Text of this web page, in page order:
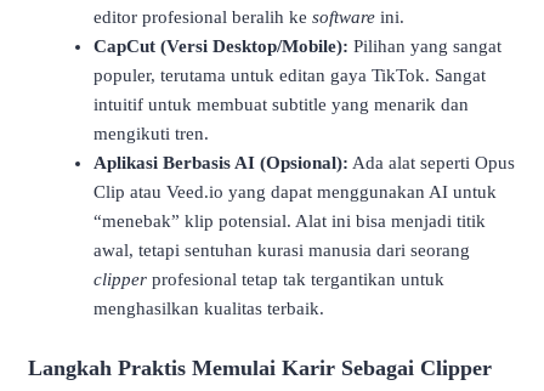
editor profesional beralih kesoftware ini.
CapCut (Versi Desktop/Mobile): Pilihan yang sangat
populer, terutama untuk editan gaya TikTok. Sangat
intuitif untuk membuat subtitle yang menarik dan
mengikuti tren.
Aplikasi Berbasis AI (Opsional): Ada alat seperti Opus
Clip atau Veed.io yang dapat menggunakan AI untuk
“menebak” klip potensial. Alat ini bisa menjadi titik
awal, tetapi sentuhan kurasi manusia dari seorang
clipper profesional tetap tak tergantikan untuk
menghasilkan kualitas terbaik.
Langkah Praktis Memulai Karir Sebagai Clipper